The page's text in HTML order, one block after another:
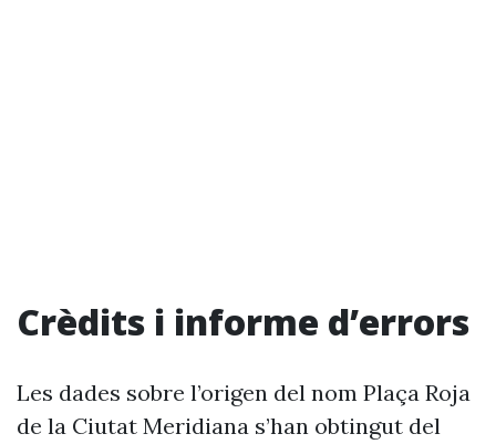
Crèdits i informe d’errors
Les dades sobre l’origen del nom Plaça Roja
de la Ciutat Meridiana s’han obtingut del